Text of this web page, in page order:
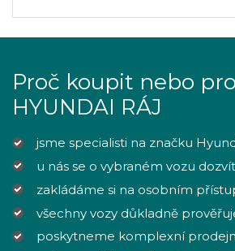
Proč koupit nebo
HYUNDAI RÁJ
jsme specialisti na značku
u nás se o vybraném vozu
zakládáme si na osobním
všechny vozy důkladně
poskytneme komplexní